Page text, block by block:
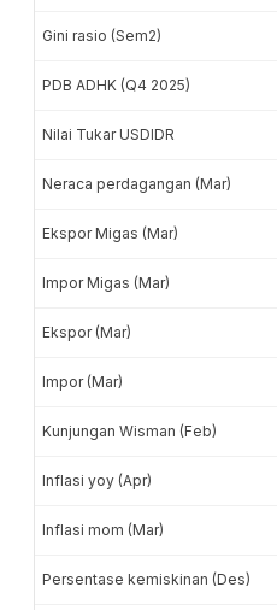
Gini rasio (Sem2)
PDB ADHK (Q4 2025)
Nilai Tukar USDIDR
Neraca perdagangan (Mar)
Ekspor Migas (Mar)
Impor Migas (Mar)
Ekspor (Mar)
Impor (Mar)
Kunjungan Wisman (Feb)
Inflasi yoy (Apr)
Inflasi mom (Mar)
Persentase kemiskinan (Des)